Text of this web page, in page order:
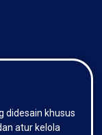
didesain khusus
atur kelola